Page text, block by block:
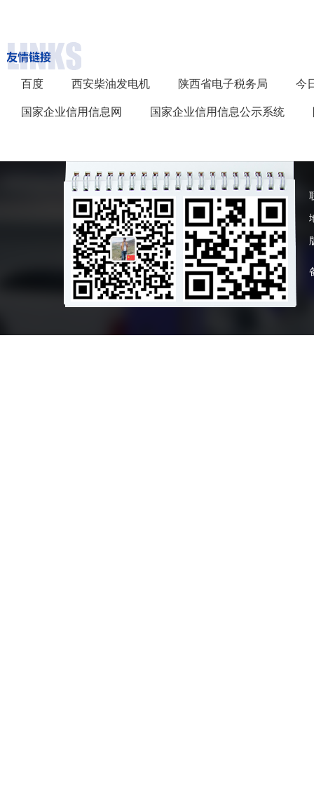
百度 西安柴油发电机 陕西省电子税务局 今
国家企业信用信息网 国家企业信用信息公示系统